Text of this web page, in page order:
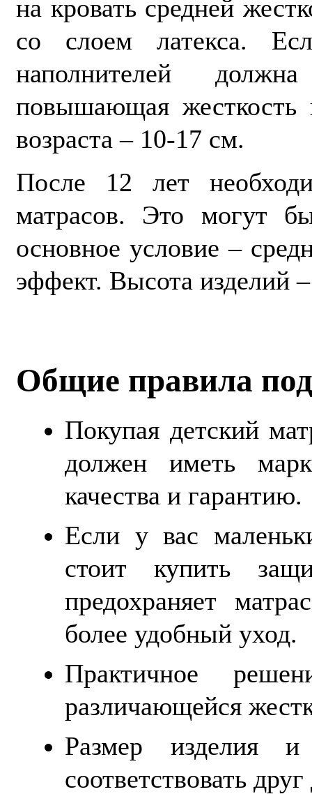
на кровать средней
со слоем латекса.
наполнителей
повышающая жесткость
возраста – 10-17 см.
После 12 лет
матрасов. Это могут
основное условие –
эффект. Высота изделий
Общие правила
Покупая детский
должен иметь
качества и гарантию.
Если у вас
стоит купить
предохраняет
более удобный уход.
Практичное
различающейся
Размер изделия
соответствовать друг